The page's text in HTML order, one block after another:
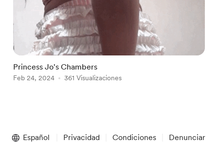
Princess Jo's Chambers
Feb 24, 2024 361 Visualizaciones
Español Privacidad Condiciones Denunciar